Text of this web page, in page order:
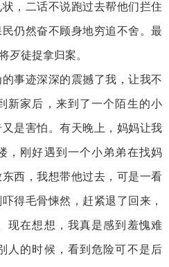
，二话不说跑过去帮他们拦住
仍然奋不顾身地穷追不舍。最
歹徒捉拿归案。
事迹深深的震撼了我，让我不
新家后，来到了一个陌生的小
是害怕。有天晚上，妈妈让我
，刚好遇到一个小弟弟在找妈
西，我想带他过去，可是一看
得毛骨悚然，赶紧退了回来，
现在想想，我真是感到羞愧难
人的时候，看到危险可不是后